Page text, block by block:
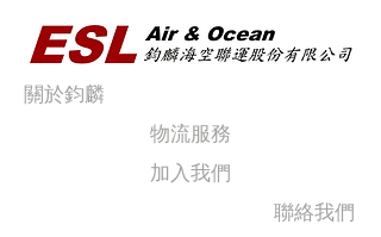
關於鈞麟
物流服務
加入我們
聯絡我們